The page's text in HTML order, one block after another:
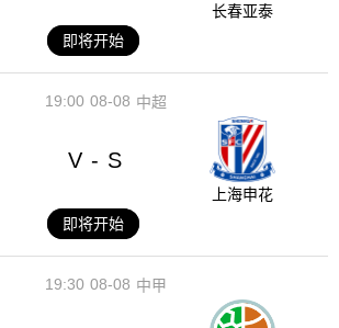
长春亚泰
即将开始
08-08
19:00 中超
V - S
上海申花
即将开始
08-08
19:30 中甲